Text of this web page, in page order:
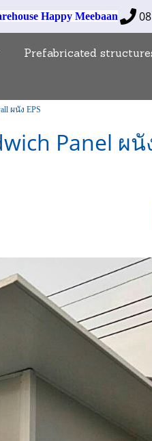
Happy Meebaan
Prefabricated
ผนัง EPS
Panel ผนั